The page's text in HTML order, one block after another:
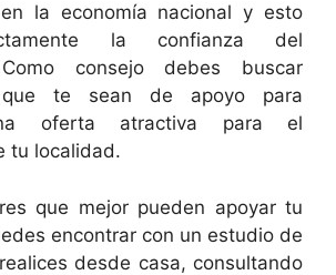
la economía nacional y esto
la confianza del
Como consejo debes buscar
que te sean de apoyo para
oferta atractiva para el
tu localidad.
que mejor pueden apoyar tu
encontrar con un estudio de
desde casa, consultando